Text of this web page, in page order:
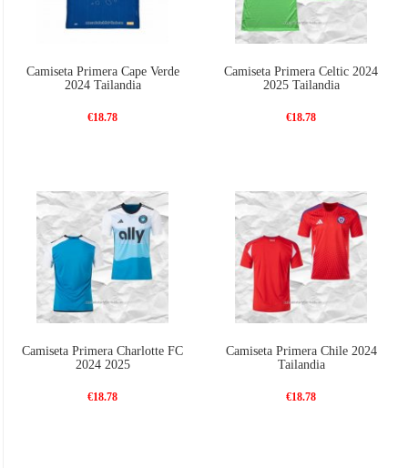
Camiseta Primera Cape Verde
2024 Tailandia
€18.78
Camiseta Primera Celtic 2024
2025 Tailandia
€18.78
Camiseta Primera Charlotte FC
2024 2025
€18.78
Camiseta Primera Chile 2024
Tailandia
€18.78